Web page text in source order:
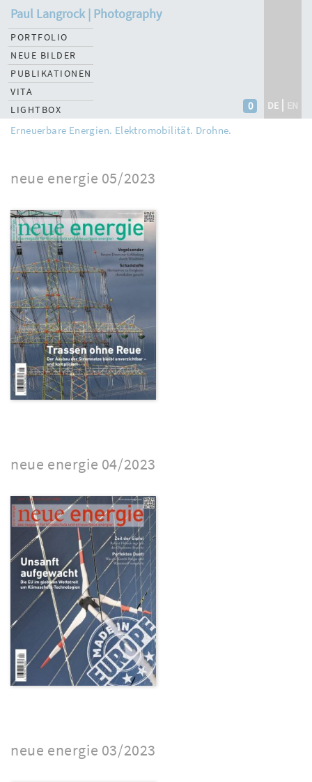
Paul Langrock | Photography
DE EN
0
PORTFOLIO
NEUE BILDER
PUBLIKATIONEN
VITA
LIGHTBOX
Erneuerbare Energien. Elektromobilität. Drohne.
neue energie 05/2023
neue energie 04/2023
neue energie 03/2023